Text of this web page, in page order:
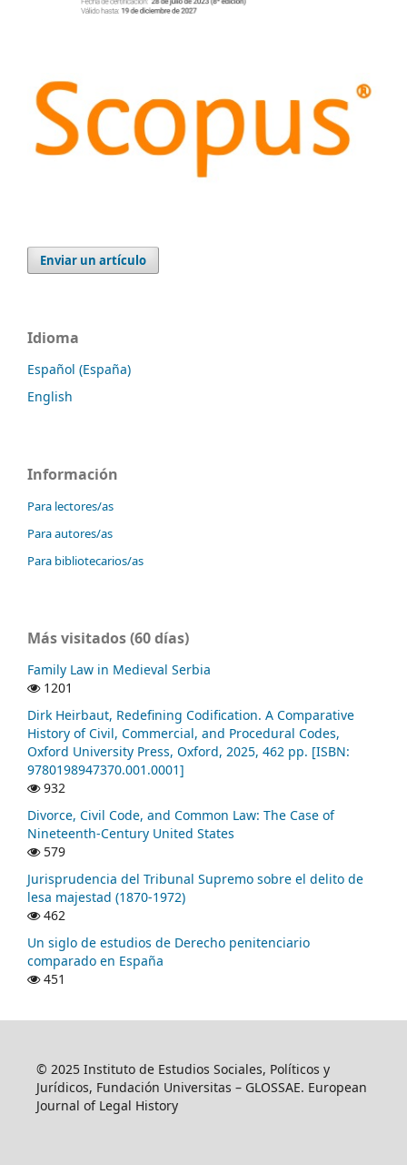
Enviar un artículo
Idioma
Español (España)
English
Información
Para lectores/as
Para autores/as
Para bibliotecarios/as
Más visitados (60 días)
Family Law in Medieval Serbia
1201
Dirk Heirbaut, Redefining Codification. A Comparative
History of Civil, Commercial, and Procedural Codes,
Oxford University Press, Oxford, 2025, 462 pp. [ISBN:
9780198947370.001.0001]
932
Divorce, Civil Code, and Common Law: The Case of
Nineteenth-Century United States
579
Jurisprudencia del Tribunal Supremo sobre el delito de
lesa majestad (1870-1972)
462
Un siglo de estudios de Derecho penitenciario
comparado en España
451
© 2025 Instituto de Estudios Sociales, Políticos y
Jurídicos, Fundación Universitas – GLOSSAE. European
Journal of Legal History